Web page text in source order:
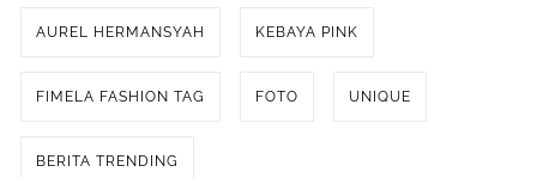
AUREL HERMANSYAH KEBAYA PINK
FIMELA FASHION TAG FOTO UNIQUE
BERITA TRENDING